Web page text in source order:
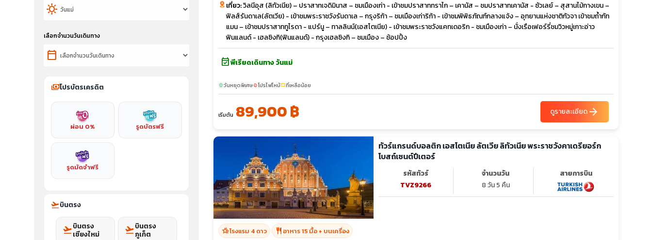
sunny
เลือกจำนวนวันเดินทาง
calendar_today
paymentsโปรบัตรเครดิต
ผ่อน 0% รูดบัตรฟรี
รูดมัดจำฟรี
flight_takeoffบินตรง
flight_takeoffบินตรง
เชียงใหม่
flight_takeoffบินตรง
ภูเก็ต
เที่ยว:วิลนีอุส (ลิทัวเนีย) – ปราสาทเจดิมินาส – ชมเมืองเก่า - เข้าชมปราสาททราไก – เคานัส – ชมปราสาทเคานัส - ซัวเลย์ – สุสานไม้กางเขน –
ฟิลส์รันดาเล(ลัตเวีย) - เข้าชมพระราชวังรันดาเล – กรุงริก้า – ชมเมืองเก่าริก้า - เข้าชมพิพิธภัณฑ์กลางแจ้ง – อุทยานแห่งชาติกัวจา เข้าชมถ้ำกัท
แมน – เข้าชมปราสาททูไรดา - แปร์นู – ทาลลินน์(เอสโตเนีย) - เข้าชมพระราชวังแคทเดอริก - ชมเมืองเก่า – นั่งเรือเฟอร์รี่ชมวิวหมู่เกาะอ่าว
ฟินแลนด์ - เฮลซิงกิ(ฟินแลนด์) - กรุงเฮลซิงกิ – ชมเมือง – ช้อปปิ้ง
event_availableพีเรียดเดินทาง วันแม่
sunnyวันหยุดพิเศษlocal_fire_departmentโปรไฟไหม้confirmation_numberที่เหลือน้อย
เริ่มต้น 89,900 ฿ ดูรายละเอียดarrow_forward
ทัวร์แกรนด์บอลติก เอสโตเนีย ลัตเวีย ลิทัวเนีย พระราชวังคาเดรียอร์ก
โบสถ์เซนต์ปีเตอร์
รหัสทัวร์
TVZ9266
จำนวนวัน
8 วัน 5 คืน
สายการบิน
hotel_classโรงแรม 4 ดาว restaurant อาหาร 15 มื้อ + บนเครื่อง